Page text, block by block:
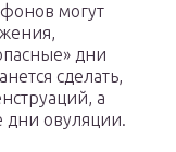
могут
дни
сделать,
а
дни овуляции.